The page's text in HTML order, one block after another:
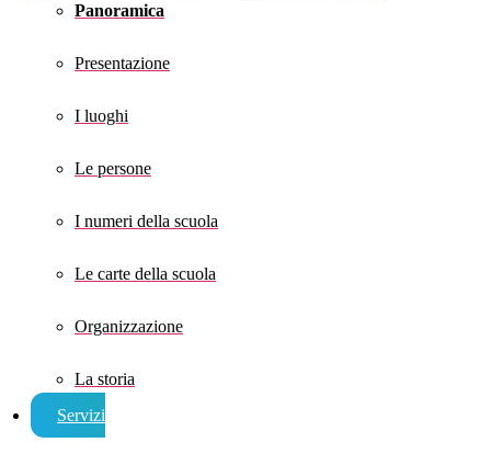
Panoramica
Presentazione
I luoghi
Le persone
I numeri della scuola
Le carte della scuola
Organizzazione
La storia
Servizi